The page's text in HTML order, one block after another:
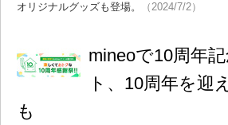
オリジナルグッズも登場。 （2024/7/2）
mineoで10周年
ト、10周年を迎
も